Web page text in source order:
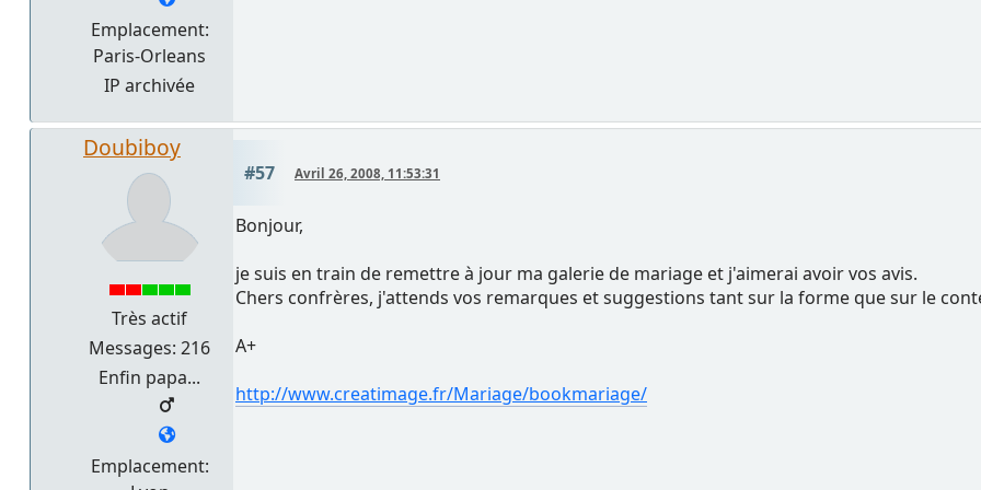
Emplacement:
Paris-Orleans
IP archivée
Doubiboy
Très actif
Messages: 216
Enfin papa...
Emplacement:
#57 Avril 26, 2008, 11:53:31
Bonjour,
je suis en train de remettre à jour ma galerie de mariage et j'aimerai avoir vos avis.
Chers confrères, j'attends vos remarques et suggestions tant sur la forme que sur le
A+
http://www.creatimage.fr/Mariage/bookmariage/